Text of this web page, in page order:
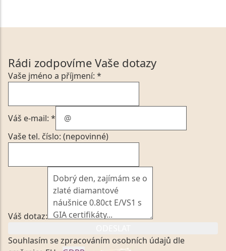
Rádi zodpovíme Vaše dotazy
Vaše jméno a příjmení: *
Váš e-mail: *
Vaše tel. číslo: (nepovinné)
Váš dotaz:
Souhlasím se zpracováním osobních údajů dle